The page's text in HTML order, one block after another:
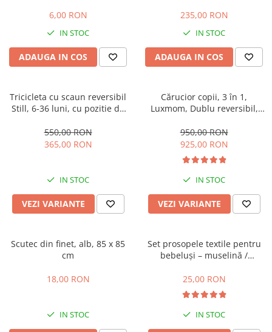
6,00 RON
IN STOC
ADAUGA IN COS
235,00 RON
IN STOC
ADAUGA IN COS
Tricicleta cu scaun reversibil
Still, 6-36 luni, cu pozitie de
muzica, Jazz
550,00 RON
365,00 RON
IN STOC
VEZI VARIANTE
Cărucior copii, 3 în 1,
Luxmom, Dublu reversibil,
Manusi de iarna, Roti
antieroziune off-road, Husa
de ploaie si insecte
950,00 RON
925,00 RON
IN STOC
VEZI VARIANTE
Scutec din finet, alb, 85 x 85
cm
18,00 RON
IN STOC
Set prosopele textile pentru
bebeluși – muselină /
25,00 RON
IN STOC